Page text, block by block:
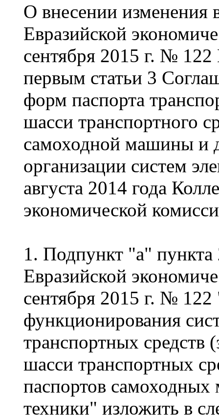
О внесении изменения
Евразийской
сентября 2015 г. № 122
первым статьи 3
форм паспорта
шасси транспортного
самоходной машины и
организации систем
августа 2014 года
экономической
1. Подпункт "а"
Евразийской
сентября 2015 г. №
функционирования
транспортных средств
шасси транспортных
паспортов
техники" изложить в